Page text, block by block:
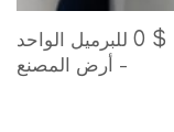
0 $
للبرميل الواحد
- أرض المصنع